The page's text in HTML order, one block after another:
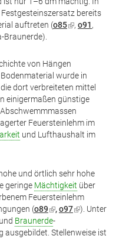
bereits
auftreten (o85(Link
, o91,
Braunerde).
von Hängen
wurde in
dort verbreiteten mittel
einigermaßen günstige
Feuersteinlehm im
und Lufthaushalt im
und örtlich sehr hohe
geringe Mächtigkeit über
Feuersteinlehm
(o89(Link
ist
extern)
,o97(Link
extern)
). Unter
und Braunerde-
ausgebildet. Stellenweise ist